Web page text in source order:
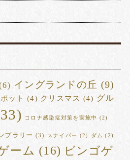
イングランドの丘 (9)
ット (4) クリスマス (4) グル
コロナ感染症対策を実施中 (2)
プラリー (3) スナイパー (2) ダム (2)
ーム (16) ビンゴゲ